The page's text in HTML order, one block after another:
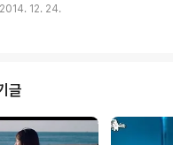
에나 확실한 결과를 알 수 있을 것이다.
을 투자받을 것이라는 투자설, 청산
이다. 이렇게 연예인과 관련된 회사의
경우에는 그 문제의 불똥이 당사자와
다고 해도 해당 연예인에게 튀는 경우
터테인먼트의 김준호는 김우종과 공동
2014. 12. 24.
글